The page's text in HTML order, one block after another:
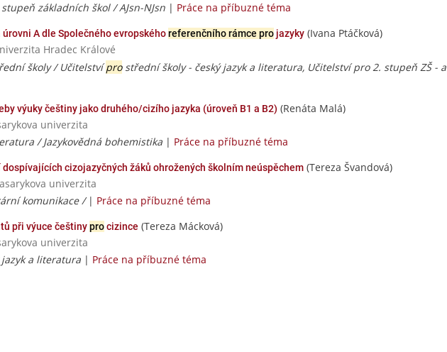
základních škol / AJsn-NJsn | Práce na příbuzné téma
A dle Společného evropskéhoreferenčního rámce pro jazyky (Ivana Ptáčková)
Hradec Králové
školy / Učitelstvíprostřední školy - český jazyk a literatura, Učitelství pro 2. stupeň ZŠ -
výuky češtiny jako druhého/cizího jazyka (úroveň B1 a B2) (Renáta Malá)
univerzita
/ Jazykovědná bohemistika | Práce na příbuzné téma
cizojazyčných žáků ohrožených školním neúspěchem (Tereza Švandová)
univerzita
komunikace / | Práce na příbuzné téma
při výuce češtinyprocizince (Tereza Mácková)
univerzita
jazyk a literatura | Práce na příbuzné téma